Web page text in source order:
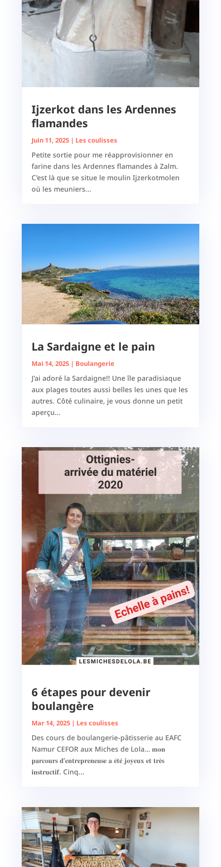
Ijzerkot dans les Ardennes
flamandes
Juin 11, 2025| Les coulisses
Petite sortie pour me réapprovisionner en
farine dans les Ardennes flamandes à Zalm.
C'est là que se situe le moulin Ijzerkotmolen
où les meuniers...
La Sardaigne et le pain
Mai 14, 2025| Boulangerie
J'ai adoré la Sardaigne!! Une île paradisiaque
aux plages toutes aussi belles les unes que les
autres. Côté culinaire, je vous donne un petit
aperçu...
6 étapes pour devenir
boulangère
Mar 14, 2025| Les coulisses
Des cours de boulangerie-pâtisserie au EAFC
Namur CEFOR aux Miches de Lola… 𝐦𝐨𝐧
𝐩𝐚𝐫𝐜𝐨𝐮𝐫𝐬 𝐝’𝐞𝐧𝐭𝐫𝐞𝐩𝐫𝐞𝐧𝐞𝐮𝐬𝐞 𝐚 𝐞́𝐭𝐞́ 𝐣𝐨𝐲𝐞𝐮𝐱 𝐞𝐭 𝐭𝐫𝐞̀𝐬
𝐢𝐧𝐬𝐭𝐫𝐮𝐜𝐭𝐢𝐟. Cinq...